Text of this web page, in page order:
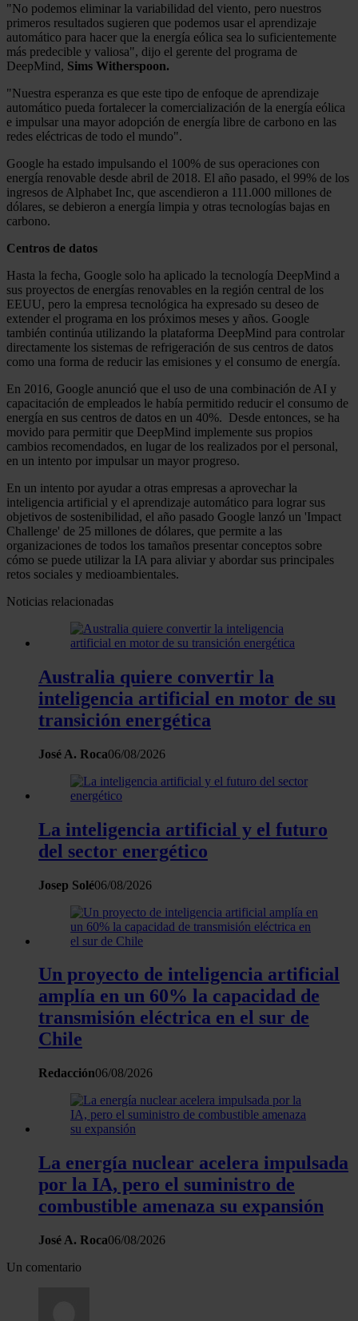
"No podemos eliminar la variabilidad del viento, pero nuestros
primeros resultados sugieren que podemos usar el aprendizaje
automático para hacer que la energía eólica sea lo suficientemente
más predecible y valiosa", dijo el gerente del programa de
DeepMind, Sims Witherspoon.
"Nuestra esperanza es que este tipo de enfoque de aprendizaje
automático pueda fortalecer la comercialización de la energía eólica
e impulsar una mayor adopción de energía libre de carbono en las
redes eléctricas de todo el mundo".
Google ha estado impulsando el 100% de sus operaciones con
energía renovable desde abril de 2018. El año pasado, el 99% de los
ingresos de Alphabet Inc, que ascendieron a 111.000 millones de
dólares, se debieron a energía limpia y otras tecnologías bajas en
carbono.
Centros de datos
Hasta la fecha, Google solo ha aplicado la tecnología DeepMind a
sus proyectos de energías renovables en la región central de los
EEUU, pero la empresa tecnológica ha expresado su deseo de
extender el programa en los próximos meses y años. Google
también continúa utilizando la plataforma DeepMind para controlar
directamente los sistemas de refrigeración de sus centros de datos
como una forma de reducir las emisiones y el consumo de energía.
En 2016, Google anunció que el uso de una combinación de AI y
capacitación de empleados le había permitido reducir el consumo de
energía en sus centros de datos en un 40%. Desde entonces, se ha
movido para permitir que DeepMind implemente sus propios
cambios recomendados, en lugar de los realizados por el personal,
en un intento por impulsar un mayor progreso.
En un intento por ayudar a otras empresas a aprovechar la
inteligencia artificial y el aprendizaje automático para lograr sus
objetivos de sostenibilidad, el año pasado Google lanzó un 'Impact
Challenge' de 25 millones de dólares, que permite a las
organizaciones de todos los tamaños presentar conceptos sobre
cómo se puede utilizar la IA para aliviar y abordar sus principales
retos sociales y medioambientales.
Noticias relacionadas
Australia quiere convertir la
inteligencia artificial en motor de su
transición energética
José A. Roca06/08/2026
La inteligencia artificial y el futuro
del sector energético
Josep Solé06/08/2026
Un proyecto de inteligencia artificial
amplía en un 60% la capacidad de
transmisión eléctrica en el sur de
Chile
Redacción06/08/2026
La energía nuclear acelera impulsada
por la IA, pero el suministro de
combustible amenaza su expansión
José A. Roca06/08/2026
Un comentario